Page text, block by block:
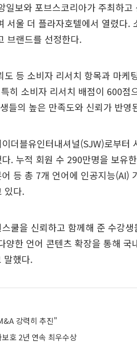
보와 포브스코리아가 주최하고
서울 더 플라자호텔에서 열렸다.
브랜드를 선정한다.
도 등 소비자 리서치 항목과 마케
히 소비자 리서치 배점이 600점
들의 높은 만족도와 신뢰가 반영
더블유인터내셔널(SJW)로부터
. 누적 회원 수 290만명을 보유
등 총 7개 언어에 인공지능(AI)
있다.
쿨을 신뢰하고 함께해 준 수강
양한 언어 콘텐츠 확장을 통해 국
말했다.
강력히 추진"
보호 2년 연속 최우수상